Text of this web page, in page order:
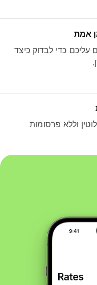
כדי לבדוק כיצד
וללא פרסומות